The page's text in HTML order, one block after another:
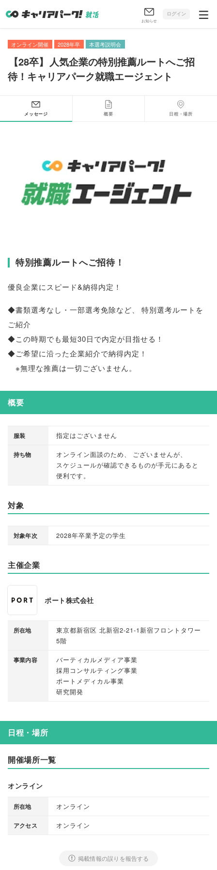
お知らせ
ログイン
オンライン開催 2028年卒 本選考説明会
【28卒】 人気企業の特別推薦ルートへご招
待！キャリアパーク就職エージェント
メッセージ 概要 日程・場所
特別推薦ルートへご招待！
優良企業にスピード&納得内定！
◆書類選考なし・一部選考免除など
特別選考ルートを
ご紹介
◆この時期でも最短30日で内定が目指せる！
◆ご希望に沿った企業紹介で納得内定！
※無理な推薦は一切ございません。
概要
服装 指定はございません
持ち物 オンライン面談のため、 ございませんが、
スケジュールが確認できるものが手元にあると
便利です。
対象
対象年次 2028年卒業予定の学生
主催企業
ポート株式会社
所在地
東京都新宿区 北新宿2-21-1新宿フロントタワー
5階
事業内容
バーティカルメディア事業
採用コンサルティング事業
ポートメディカル事業
研究開発
日程・場所
開催場所一覧
オンライン
所在地 オンライン
アクセス オンライン
掲載情報の誤りを報告する